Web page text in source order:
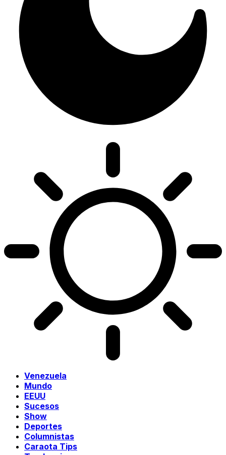
Venezuela
Mundo
EEUU
Sucesos
Show
Deportes
Columnistas
Caraota Tips